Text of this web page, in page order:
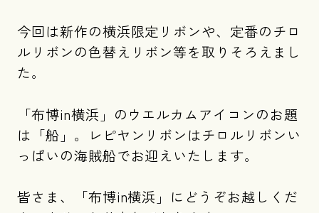
今回は新作の横浜限定リボンや、定番のチロ
ルリボンの色替えリボン等を取りそろえまし
た。
「布博in横浜」のウエルカムアイコンのお題
は「船」。レピヤンリボンはチロルリボンい
っぱいの海賊船でお迎えいたします。
皆さま、「布博in横浜」にどうぞお越しくだ